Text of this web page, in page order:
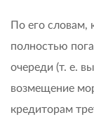
По его словам,
полностью
очереди (т. е.
возмещение
кредиторам